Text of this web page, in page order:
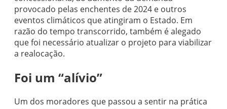
provocado pelas enchentes de 2024 e outros
eventos climáticos que atingiram o Estado. Em
razão do tempo transcorrido, também é alegado
que foi necessário atualizar o projeto para viabilizar
a realocação.
Foi um “alívio”
Um dos moradores que passou a sentir na prática